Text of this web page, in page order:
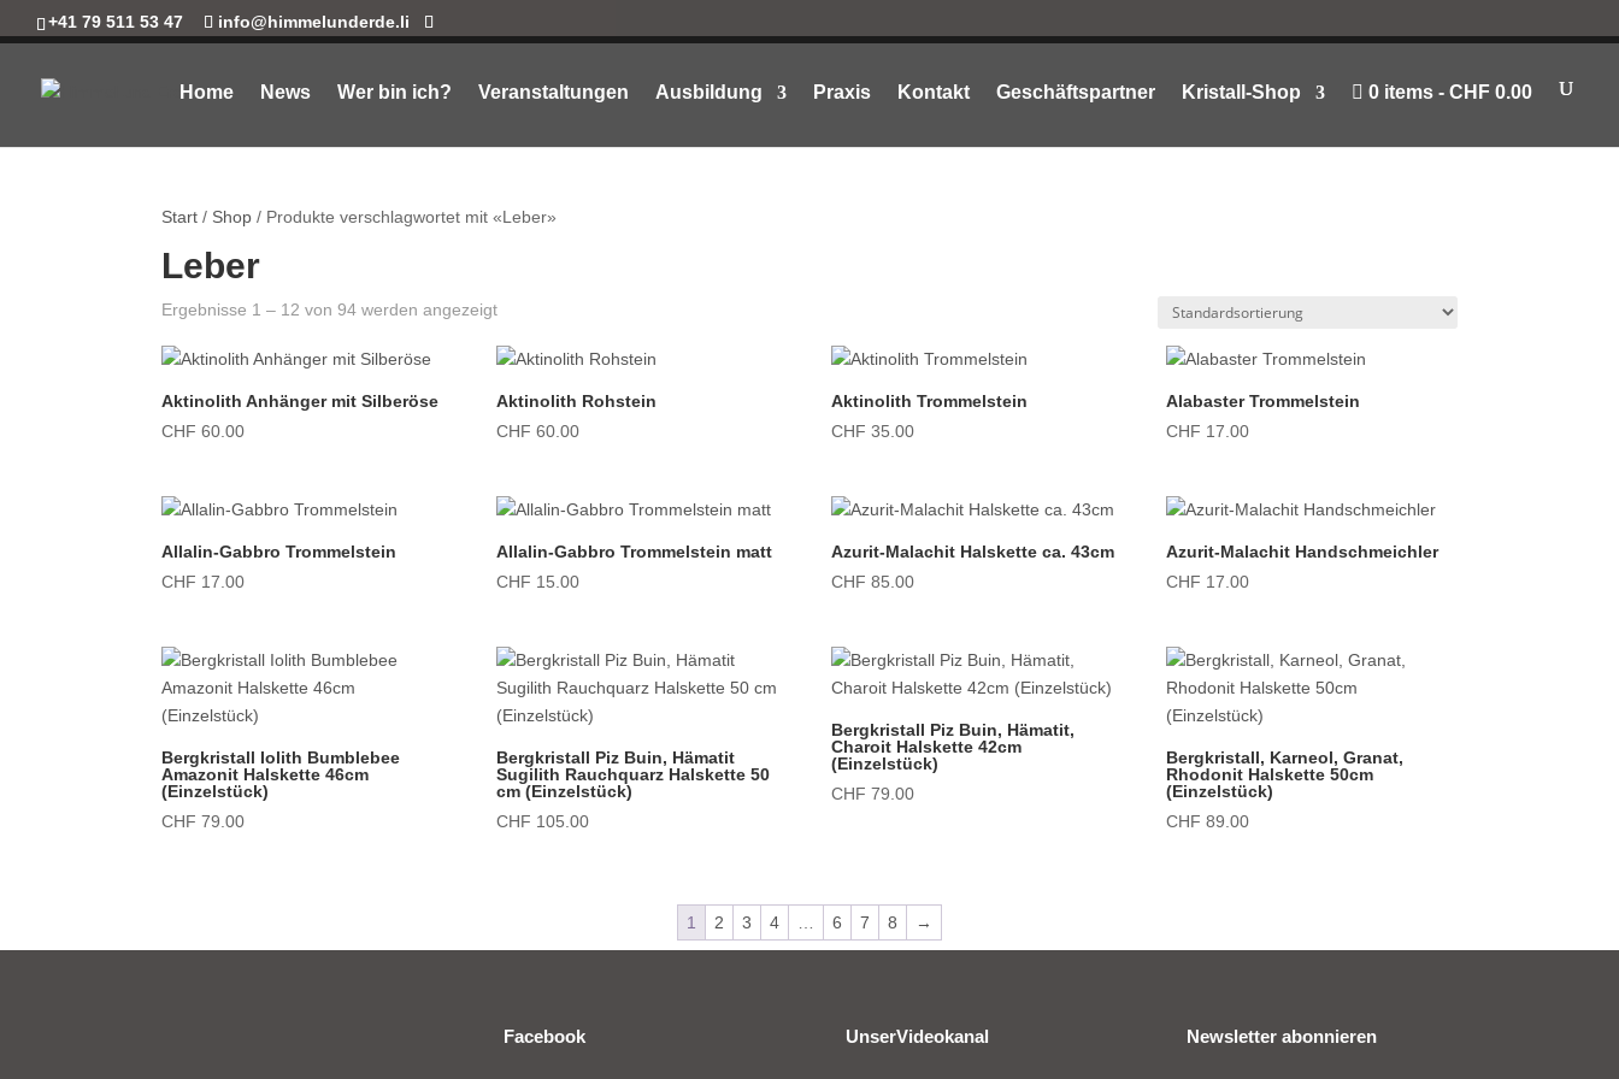
+41 79 511 53 47 info@himmelunderde.li
Home News Wer bin ich? Veranstaltungen Ausbildung Praxis Kontakt Geschäftspartner Kristall-Shop 0 items CHF 0.00
Start / Shop / Produkte verschlagwortet mit «Leber»
Leber
Ergebnisse 1 – 12 von 94 werden angezeigt
Aktinolith Anhänger mit Silberöse
CHF 60.00
Aktinolith Rohstein
CHF 60.00
Aktinolith Trommelstein
CHF 35.00
Alabaster Trommelstein
CHF 17.00
Allalin-Gabbro Trommelstein
CHF 17.00
Allalin-Gabbro Trommelstein matt
CHF 15.00
Azurit-Malachit Halskette ca. 43cm
CHF 85.00
Azurit-Malachit Handschmeichler
CHF 17.00
Bergkristall Iolith Bumblebee
Amazonit Halskette 46cm
(Einzelstück)
CHF 79.00
Bergkristall Piz Buin, Hämatit
Sugilith Rauchquarz Halskette 50
cm (Einzelstück)
CHF 105.00
Bergkristall Piz Buin, Hämatit,
Charoit Halskette 42cm
(Einzelstück)
CHF 79.00
Bergkristall, Karneol, Granat,
Rhodonit Halskette 50cm
(Einzelstück)
CHF 89.00
1 2 3 4 6 7 8 →
Facebook UnserVideokanal Newsletter abonnieren